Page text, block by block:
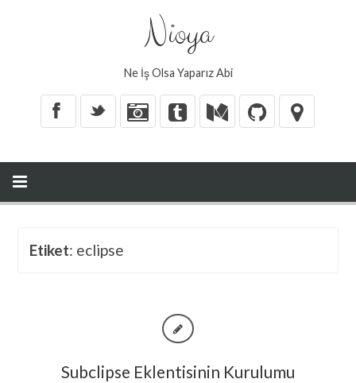
Nioya
Ne İş Olsa Yaparız Abi
X _
Etiket: eclipse
Subclipse Eklentisinin Kurulumu